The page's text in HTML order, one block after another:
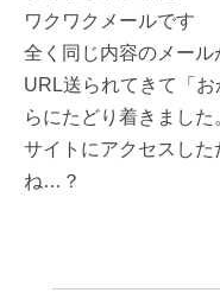
ワクワクメールです
全く同じ内容のメール
URL送られてきて「
らにたどり着きました
サイトにアクセスし
ね…？